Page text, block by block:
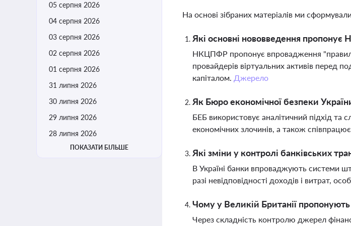
05 серпня 2026
04 серпня 2026
03 серпня 2026
02 серпня 2026
01 серпня 2026
31 липня 2026
30 липня 2026
29 липня 2026
28 липня 2026
ПОКАЗАТИ БІЛЬШЕ
На основі зібраних матеріалів ми
Які основні нововведення пропонує
НКЦПФР пропонує впровадження "правила
провайдерів віртуальних активів перед
капіталом. Джерело
Як Бюро економічної безпеки
БЕБ використовує аналітичний підхід та
економічних злочинів, а також
Які зміни у контролі банківських
В Україні банки впроваджують системи
разі невідповідності доходів і витрат,
Чому у Великій Британії
Через складність контролю джерел